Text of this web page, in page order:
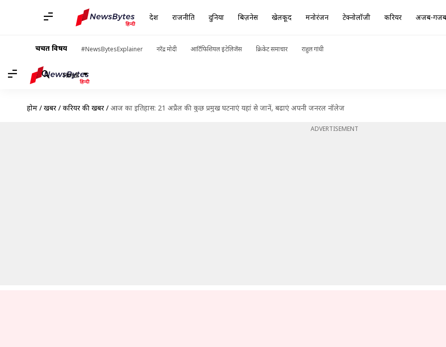
देश राजनीति दुनिया बिज़नेस खेलकूद मनोरंजन टेक्नोलॉजी करियर अजब-गजब
चर्चित विषय #NewsBytesExplainer नरेंद्र मोदी आर्टिफिशियल इंटेलिजेंस क्रिकेट समाचार राहुल गांधी
Hindi
होम / खबरें / करियर की खबरें / आज का इतिहास: 21 अप्रैल की कुछ प्रमुख घटनाएं यहां से जानें, बढाएं अपनी जनरल नॉलेज
ADVERTISEMENT